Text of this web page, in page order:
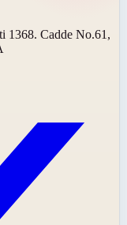
1368. Cadde No.61,